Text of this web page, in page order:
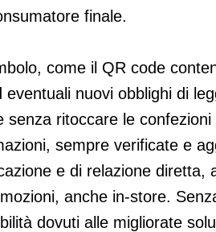
finale.
come il QR code
eventuali nuovi obblighi di
senza ritoccare le
sempre verificate e
e di relazione diretta,
anche in-store.
dovuti alle migliorate